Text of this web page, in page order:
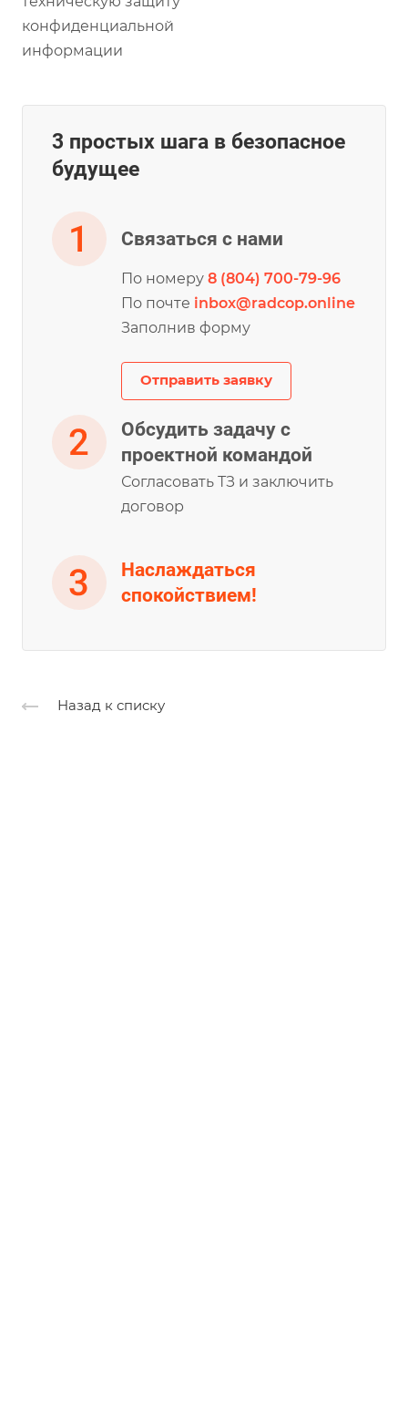
конфиденциальной
информации
3 простых шага в безопасное
будущее
Связаться с нами
По номеру 8 (804) 700-79-96
По почте inbox@radcop.online
Заполнив форму
Отправить заявку
Обсудить задачу с
проектной командой
Согласовать ТЗ и заключить
договор
Наслаждаться
спокойствием!
Назад к списку